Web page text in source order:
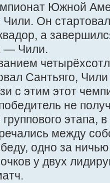
Южной
Чили. Он
а
— Чили.
Сантьяго,
с этим этот
не
этапа,
между
одно за
у двух